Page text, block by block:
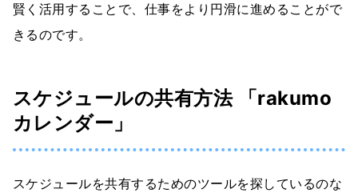
賢く活用することで、仕事をより円滑に進めることがで
きるのです。
スケジュールの共有方法 「rakumo
カレンダー」
スケジュールを共有するためのツールを探しているのな